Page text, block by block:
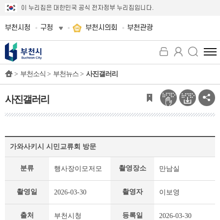
이 누리집은 대한민국 공식 전자정부 누리집입니다.
부천시청 구청 부천시의회 부천관광
전
체
뉴
보
기
> 부천소식 > 부천뉴스 > 사진갤러리
사진갤러리
진
리
가와사키시 시민교류회 방문
분류 행사장이모저모 촬영장소 만남실
촬영일 2026-03-30 촬영자 이보영
출처 부천시청 등록일 2026-03-30